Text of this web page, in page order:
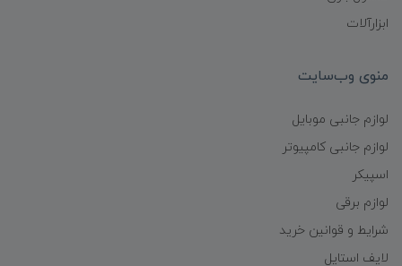
ابزارآلات
منوی وب‌سایت
لوازم جانبی موبایل
لوازم جانبی کامپیوتر
اسپیکر
لوازم برقی
شرایط و قوانین خرید
لایف استایل